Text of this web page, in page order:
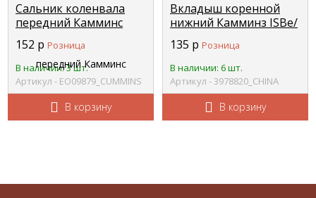
Сальник коленвала
передний Камминс
(Cummins) ISF 2,8 ESPRA
FKM CUMMINS
EO09879
152 р Розница
В наличии: 3 шт.
Артикул - EO09879_CUMMINS
В корзину
Вкладыш коренной
нижний Камминз ISBe/
ISDe +0,5
3901152/4938936/
CHINA 3978820
135 р Розница
В наличии: 6 шт.
Артикул - 3978820_CHINA
В корзину